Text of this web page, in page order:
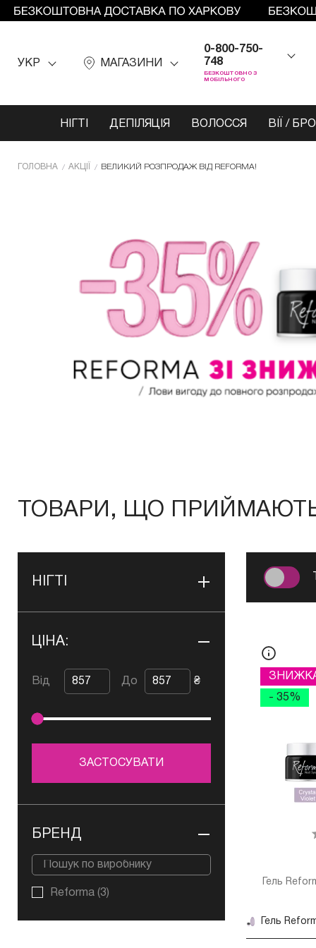
УКР МАГАЗИНИ
0-800-750-
748
БЕЗКОШТОВНО З
МОБІЛЬНОГО
НІГТІ ДЕПІЛЯЦІЯ ВОЛОССЯ ВІЇ /
ГОЛОВНА АКЦІЇ ВЕЛИКИЙ РОЗПРОДАЖ ВІД REFORMA!
ТОВАРИ, ЩО ПРИЙМАЮТЬ
НІГТІ
ЦІНА:
Від До ₴
ЗАСТОСУВАТИ
БРЕНД
Reforma (3)
- 35%
Гель